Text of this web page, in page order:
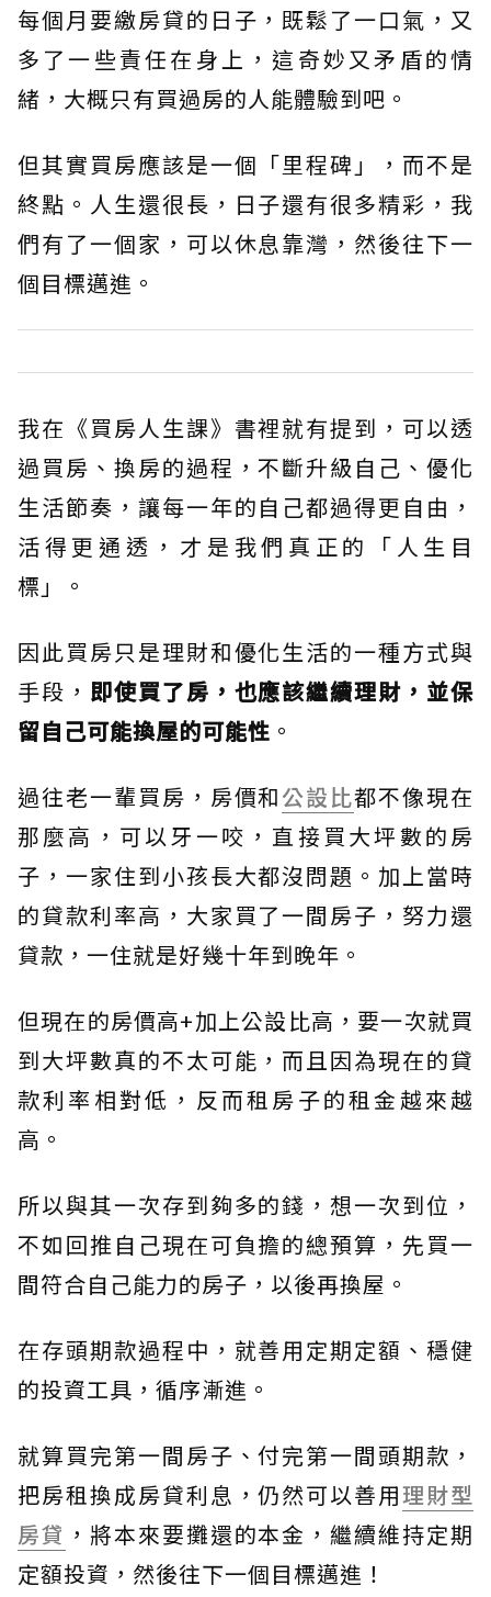
每個月要繳房貸的日子，既鬆了一口氣，又
多了一些責任在身上，這奇妙又矛盾的情
緒，大概只有買過房的人能體驗到吧。
但其實買房應該是一個「里程碑」，而不是
終點。人生還很長，日子還有很多精彩，我
們有了一個家，可以休息靠灣，然後往下一
個目標邁進。
我在《買房人生課》書裡就有提到，可以透
過買房、換房的過程，不斷升級自己、優化
生活節奏，讓每一年的自己都過得更自由，
活得更通透，才是我們真正的「人生目
標」。
因此買房只是理財和優化生活的一種方式與
手段， 即使買了房，也應該繼續理財，並保
留自己可能換屋的可能性 。
過往老一輩買房，房價和公設比都不像現在
那麼高，可以牙一咬，直接買大坪數的房
子，一家住到小孩長大都沒問題。加上當時
的貸款利率高，大家買了一間房子，努力還
貸款，一住就是好幾十年到晚年。
但現在的房價高+加上公設比高，要一次就買
到大坪數真的不太可能，而且因為現在的貸
款利率相對低，反而租房子的租金越來越
高。
所以與其一次存到夠多的錢，想一次到位，
不如回推自己現在可負擔的總預算，先買一
間符合自己能力的房子，以後再換屋。
在存頭期款過程中，就善用定期定額、穩健
的投資工具，循序漸進。
就算買完第一間房子、付完第一間頭期款，
把房租換成房貸利息，仍然可以善用理財型
房貸 ，將本來要攤還的本金，繼續維持定期
定額投資，然後往下一個目標邁進！